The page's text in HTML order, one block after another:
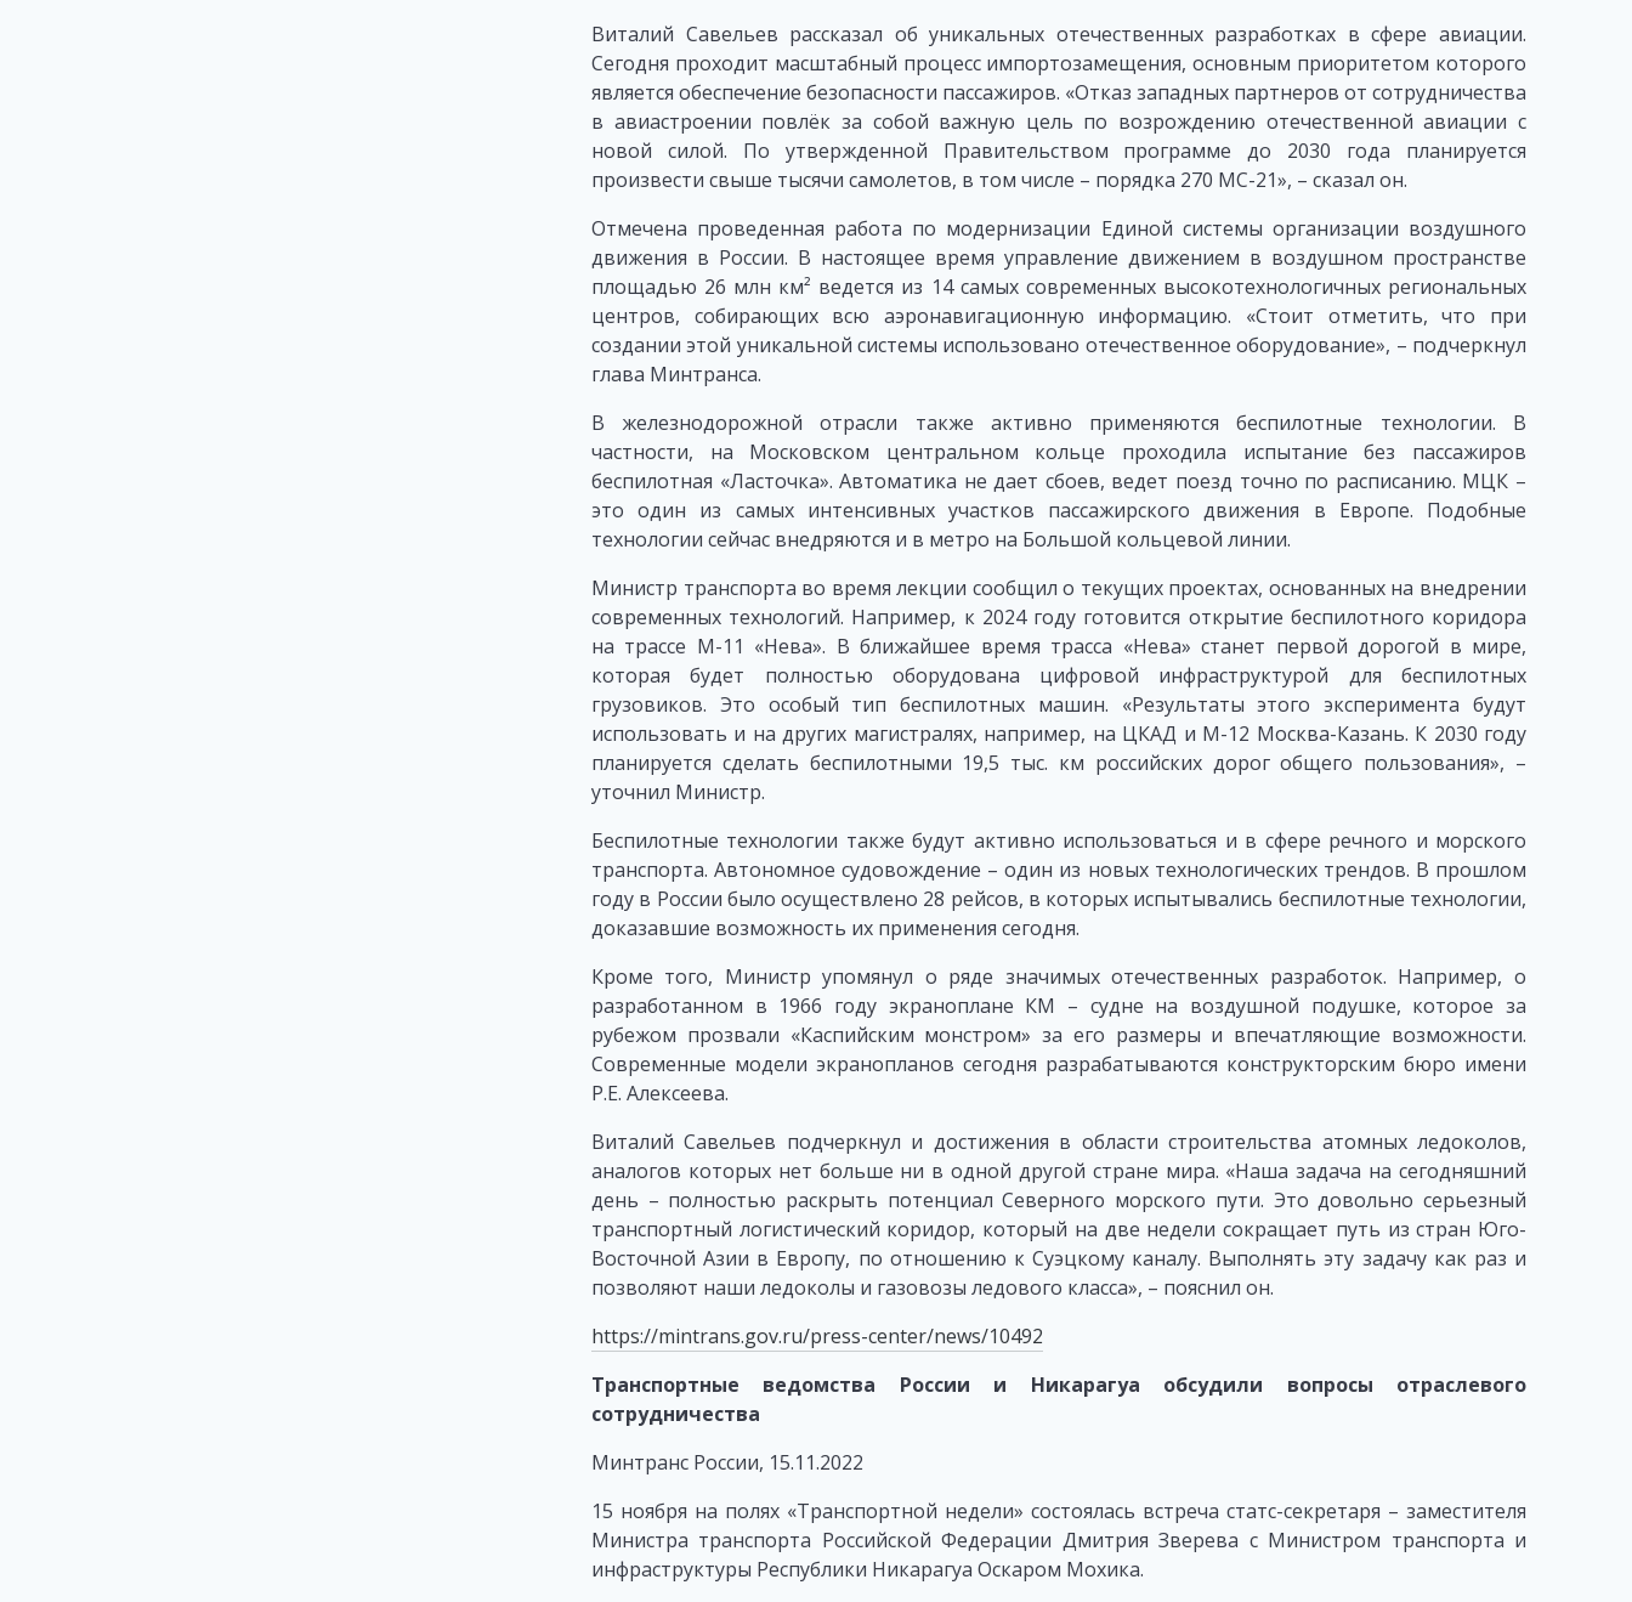
Виталий Савельев рассказал об уникальных отечественных разработках в сфере авиации.
Сегодня проходит масштабный процесс импортозамещения, основным приоритетом которого
является обеспечение безопасности пассажиров. «Отказ западных партнеров от сотрудничества
в авиастроении повлёк за собой важную цель по возрождению отечественной авиации с
новой силой. По утвержденной Правительством программе до 2030 года планируется
произвести свыше тысячи самолетов, в том числе – порядка 270 МС-21», – сказал он.
Отмечена проведенная работа по модернизации Единой системы организации воздушного
движения в России. В настоящее время управление движением в воздушном пространстве
площадью 26 млн км² ведется из 14 самых современных высокотехнологичных региональных
центров, собирающих всю аэронавигационную информацию. «Стоит отметить, что при
создании этой уникальной системы использовано отечественное оборудование», – подчеркнул
глава Минтранса.
В железнодорожной отрасли также активно применяются беспилотные технологии. В
частности, на Московском центральном кольце проходила испытание без пассажиров
беспилотная «Ласточка». Автоматика не дает сбоев, ведет поезд точно по расписанию. МЦК –
это один из самых интенсивных участков пассажирского движения в Европе. Подобные
технологии сейчас внедряются и в метро на Большой кольцевой линии.
Министр транспорта во время лекции сообщил о текущих проектах, основанных на внедрении
современных технологий. Например, к 2024 году готовится открытие беспилотного коридора
на трассе М-11 «Нева». В ближайшее время трасса «Нева» станет первой дорогой в мире,
которая будет полностью оборудована цифровой инфраструктурой для беспилотных
грузовиков. Это особый тип беспилотных машин. «Результаты этого эксперимента будут
использовать и на других магистралях, например, на ЦКАД и М-12 Москва-Казань. К 2030 году
планируется сделать беспилотными 19,5 тыс. км российских дорог общего пользования», –
уточнил Министр.
Беспилотные технологии также будут активно использоваться и в сфере речного и морского
транспорта. Автономное судовождение – один из новых технологических трендов. В прошлом
году в России было осуществлено 28 рейсов, в которых испытывались беспилотные технологии,
доказавшие возможность их применения сегодня.
Кроме того, Министр упомянул о ряде значимых отечественных разработок. Например, о
разработанном в 1966 году экраноплане КМ – судне на воздушной подушке, которое за
рубежом прозвали «Каспийским монстром» за его размеры и впечатляющие возможности.
Современные модели экранопланов сегодня разрабатываются конструкторским бюро имени
Р.Е. Алексеева.
Виталий Савельев подчеркнул и достижения в области строительства атомных ледоколов,
аналогов которых нет больше ни в одной другой стране мира. «Наша задача на сегодняшний
день – полностью раскрыть потенциал Северного морского пути. Это довольно серьезный
транспортный логистический коридор, который на две недели сокращает путь из стран Юго-
Восточной Азии в Европу, по отношению к Суэцкому каналу. Выполнять эту задачу как раз и
позволяют наши ледоколы и газовозы ледового класса», – пояснил он.
https://mintrans.gov.ru/press-center/news/10492
Транспортные ведомства России и Никарагуа обсудили вопросы отраслевого
сотрудничества
Минтранс России, 15.11.2022
15 ноября на полях «Транспортной недели» состоялась встреча статс-секретаря – заместителя
Министра транспорта Российской Федерации Дмитрия Зверева с Министром транспорта и
инфраструктуры Республики Никарагуа Оскаром Мохика.